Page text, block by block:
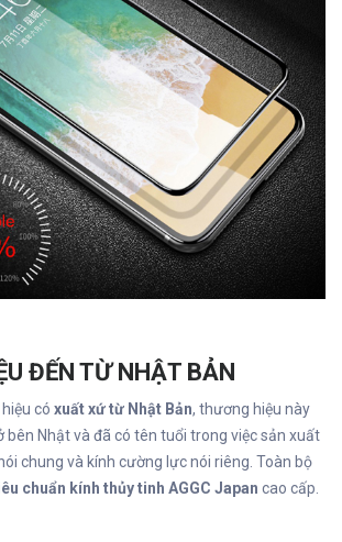
ĐẾN TỪ NHẬT BẢN
có xuất xứ từ Nhật Bản, thương hiệu này
bên Nhật và đã có tên tuổi trong việc sản xuất
chung và kính cường lực nói riêng. Toàn bộ
chuẩn kính thủy tinh AGGC Japan cao cấp.